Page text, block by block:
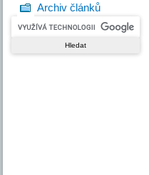
Archiv článků